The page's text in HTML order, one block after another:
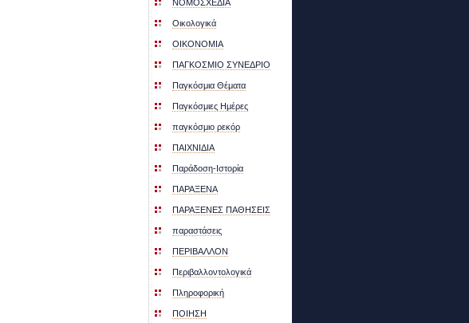
ΝΟΜΟΣΧΕΔΙΑ
Οικολογικά
ΟΙΚΟΝΟΜΙΑ
ΠΑΓΚΟΣΜΙO ΣΥΝΕΔΡΙO
Παγκόσμια Θέματα
Παγκόσμιες Ημέρες
παγκόσμιο ρεκόρ
ΠΑΙΧΝΙΔΙΑ
Παράδοση-Ιστορία
ΠΑΡΑΞΕΝΑ
ΠΑΡΑΞΕΝΕΣ ΠΑΘΗΣΕΙΣ
παραστάσεις
ΠΕΡΙΒΑΛΛΟΝ
Περιβαλλοντολογικά
Πληροφορική
ΠΟΙΗΣΗ